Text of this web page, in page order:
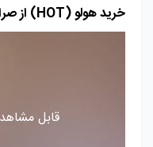
خرید هولو (HOT) از صرافی ارز دیجیتال
قابل